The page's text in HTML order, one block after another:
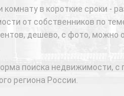
в короткие сроки -
от собственников по
дешево, с фото, можно
поиска недвижимости,
региона России.